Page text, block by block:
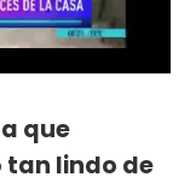
que
lindo de